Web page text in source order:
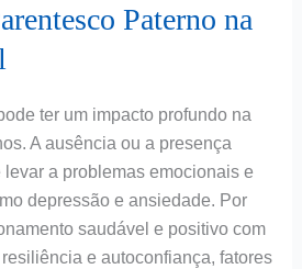
Paterno na
ter um impacto profundo na
A ausência ou a presença
a problemas emocionais e
depressão e ansiedade. Por
saudável e positivo com
e autoconfiança, fatores